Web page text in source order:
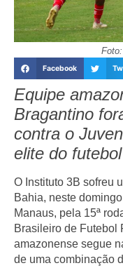
Facebook
Equipe
Bragantino
contra o
elite do
O Instituto 3B sofreu
Bahia, neste
Manaus, pela 15ª
Brasileiro de Futebol
amazonense segue
de uma combinação